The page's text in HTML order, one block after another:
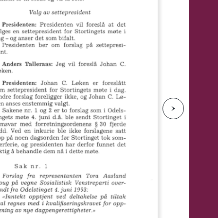
N
e
s
t
e
s
i
d
e